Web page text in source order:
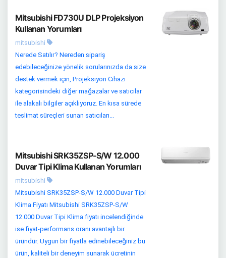
Mitsubishi FD730U DLP Projeksiyon
Kullanan Yorumları
mitsubishi
Nerede Satılır? Nereden sipariş
edebileceğinize yönelik sorularınızda da size
destek vermek için, Projeksiyon Cihazı
kategorisindeki diğer mağazalar ve satıcılar
ile alakalı bilgiler açıklıyoruz. En kısa sürede
teslimat süreçleri sunan satıcıları...
Mitsubishi SRK35ZSP-S/W 12.000
Duvar Tipi Klima Kullanan Yorumları
mitsubishi
Mitsubishi SRK35ZSP-S/W 12.000 Duvar Tipi
Klima Fiyatı Mitsubishi SRK35ZSP-S/W
12.000 Duvar Tipi Klima fiyatı incelendiğinde
ise fiyat-performans oranı avantajlı bir
üründür. Uygun bir fiyatla edinebileceğiniz bu
ürün, kaliteli bir deneyim sunarak ücretinin